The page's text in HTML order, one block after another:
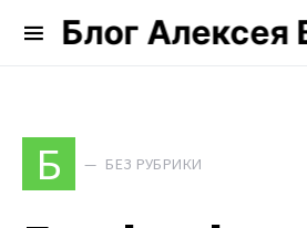
Блог Алексея
Search for:
Б БЕЗ РУБРИКИ